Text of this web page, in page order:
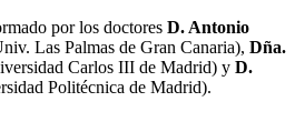
por los doctores D. Antonio
Las Palmas de Gran Canaria), Dña.
Carlos III de Madrid) y D.
Politécnica de Madrid).